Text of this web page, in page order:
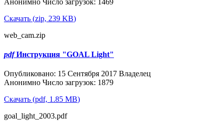
Скачать (zip, 239 KB)
web_cam.zip
pdf Инструкция "GOAL Light"
Опубликовано: 15 Сентября 2017 Владелец
Анонимно Число загрузок: 1879
Скачать (pdf, 1.85 MB)
goal_light_2003.pdf